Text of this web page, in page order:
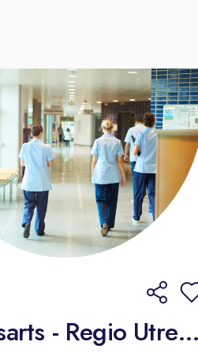
organisatie.
Je kunt cijfers en overzichten goed
Je bent digitaal vaardig zodat je op
tools op kwaliteitsgebied;
Je kan goed het overzicht bewaren
Wat bieden wij?
Een gevarieerde en uitdagende
gedreven professionals. Je werkt
van bedrijfsvoering in een positieve
Hieronder een greep uit de
weergegeven bij fulltime
CAO Jeugdzorg, inschaling in
Bedrijfsarts - Regio Utrecht